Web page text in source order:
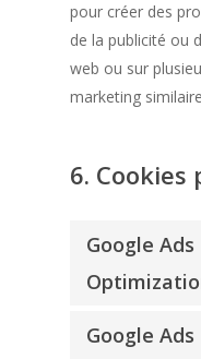
pour créer des
de la publicité ou
web ou sur
marketing
6. Cookies
Google Ads
Google Ads